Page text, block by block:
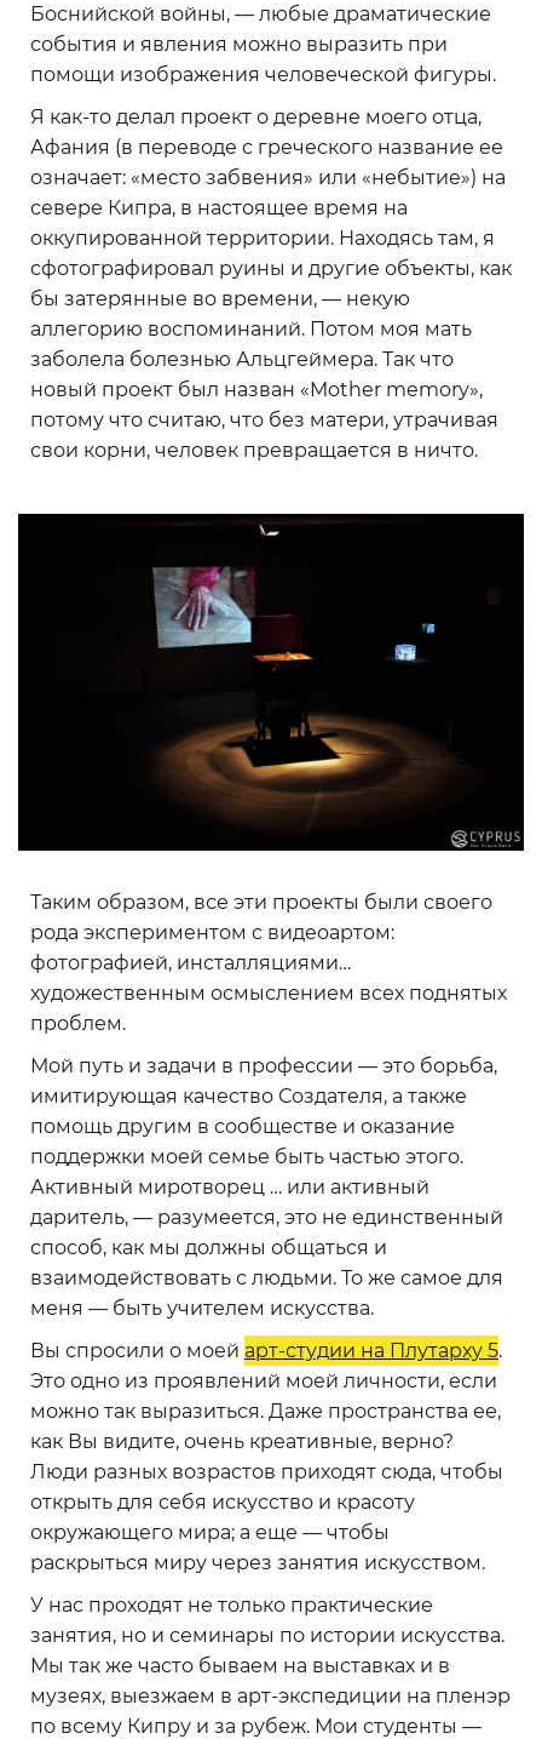
Боснийской войны, — любые драматические
события и явления можно выразить при
помощи изображения человеческой фигуры.
Я как-то делал проект о деревне моего отца,
Афания (в переводе с греческого название ее
означает: «место забвения» или «небытие») на
севере Кипра, в настоящее время на
оккупированной территории. Находясь там, я
сфотографировал руины и другие объекты, как
бы затерянные во времени, — некую
аллегорию воспоминаний. Потом моя мать
заболела болезнью Альцгеймера. Так что
новый проект был назван «Mother memory»,
потому что считаю, что без матери, утрачивая
свои корни, человек превращается в ничто.
Таким образом, все эти проекты были своего
рода экспериментом с видеоартом:
фотографией, инсталляциями…
художественным осмыслением всех поднятых
проблем.
Мой путь и задачи в профессии — это борьба,
имитирующая качество Создателя, а также
помощь другим в сообществе и оказание
поддержки моей семье быть частью этого.
Активный миротворец … или активный
даритель, — разумеется, это не единственный
способ, как мы должны общаться и
взаимодействовать с людьми. То же самое для
меня — быть учителем искусства.
Вы спросили о моей арт-студии на Плутарху 5.
Это одно из проявлений моей личности, если
можно так выразиться. Даже пространства ее,
как Вы видите, очень креативные, верно?
Люди разных возрастов приходят сюда, чтобы
открыть для себя искусство и красоту
окружающего мира; а еще — чтобы
раскрыться миру через занятия искусством.
У нас проходят не только практические
занятия, но и семинары по истории искусства.
Мы так же часто бываем на выставках и в
музеях, выезжаем в арт-экспедиции на пленэр
по всему Кипру и за рубеж. Мои студенты —